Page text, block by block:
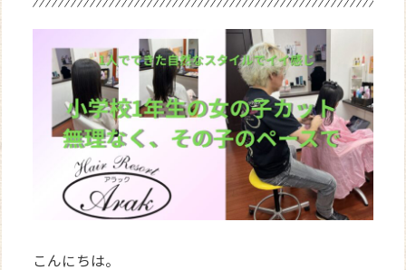
WEB予約
こんにちは。